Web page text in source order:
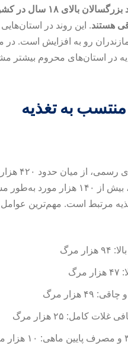
بیش از ۶۳ درصد بزرگسالان
هستند. این روند در استان‌هایی
مازندران رو به افزایش است. در
در استان‌های محروم بیشتر
به تغذیه
بر اساس داده‌های
سالانه در کشور، بیش از ۱۴۰ هزار مورد
مرتبط است. مهم‌ترین عوامل
مرگ
هزار مرگ
کامل: ۲۵ هزار مرگ